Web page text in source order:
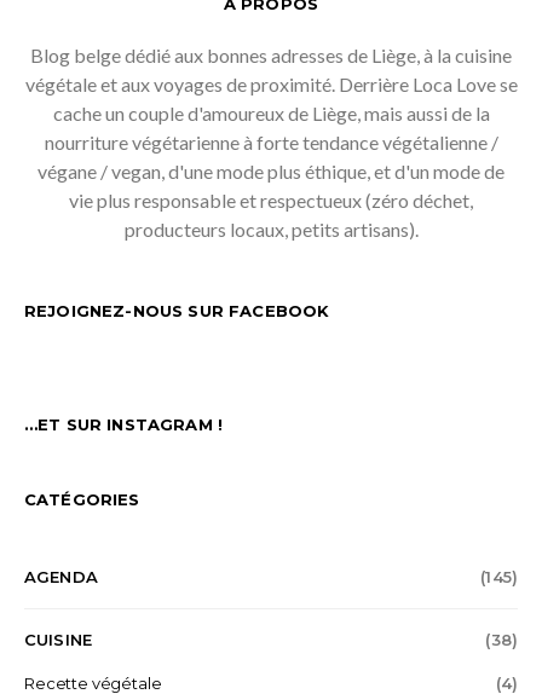
Blog belge dédié aux bonnes adresses de Liège, à la cuisine
végétale et aux voyages de proximité. Derrière Loca Love se
cache un couple d'amoureux de Liège, mais aussi de la
nourriture végétarienne à forte tendance végétalienne /
végane / vegan, d'une mode plus éthique, et d'un mode de
vie plus responsable et respectueux (zéro déchet,
producteurs locaux, petits artisans).
REJOIGNEZ-NOUS SUR FACEBOOK
…ET SUR INSTAGRAM !
CATÉGORIES
AGENDA (145)
CUISINE (38)
Recette végétale
(4)